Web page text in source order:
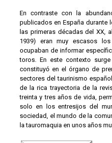
En contraste con la
publicados en España durante
las primeras décadas del XX,
1939) eran muy escasos
ocupaban de informar
toros. En este contexto
constituyó en el órgano de
sectores del taurinismo
de la rica trayectoria de la
treinta y tres años de vida,
solo en los entresijos del
sociedad, el mundo de la
la tauromaquia en unos años